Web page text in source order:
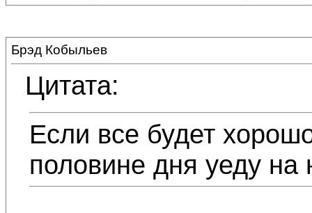
Брэд Кобыльев
Цитата:
Если все будет
половине дня уеду на